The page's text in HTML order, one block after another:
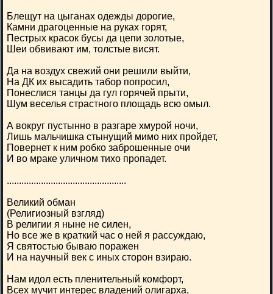
Блещут на цыганах одежды дорогие,
Камни драгоценные на руках горят,
Пестрых красок бусы да цепи золотые,
Шеи обвивают им, толстые висят.
Да на воздух свежий они решили выйти,
На ДК их высадить табор попросил,
Понеслися танцы да гул горячей прыти,
Шум веселья страстного площадь всю омыл.
А вокруг пустынно в разгаре хмурой ночи,
Лишь мальчишка стынущий мимо них пройдет,
Повернет к ним робко заброшенные очи
И во мраке уличном тихо пропадет.
.................................................
Великий обман
(Религиозный взгляд)
В религии я ныне не силен,
Но все же в краткий час о ней я рассуждаю,
Я святостью бываю поражен
И на научный век с иных сторон взираю.
Нам идол есть пленительный комфорт,
Всех мучит интерес владений олигарха,